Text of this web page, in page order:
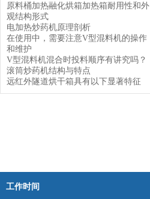
原料桶加热融化烘箱加热箱耐用性和外
观结构形式
电加热炒药机原理剖析
在使用中，需要注意V型混料机的操作
和维护
V型混料机混合时投料顺序有讲究吗？
滚筒炒药机结构与特点
远红外隧道烘干箱具有以下显著特征
工作时间